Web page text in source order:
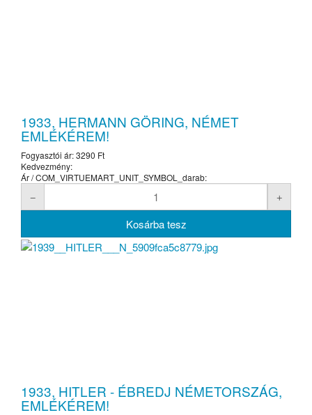
1933, HERMANN GÖRING, NÉMET
EMLÉKÉREM!
Fogyasztói ár:3290 Ft
Kedvezmény:
Ár / COM_VIRTUEMART_UNIT_SYMBOL_darab:
1933, HITLER - ÉBREDJ NÉMETORSZÁG,
EMLÉKÉREM!